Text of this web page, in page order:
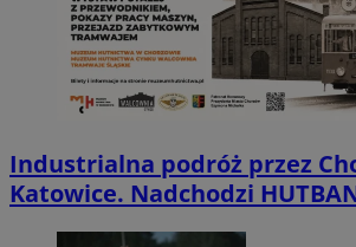
Industrialna podróż przez
Katowice. Nadchodzi